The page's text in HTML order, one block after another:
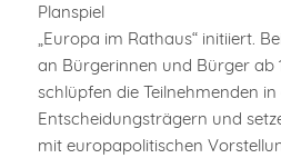
Planspiel
„Europa im Rathaus“ initiiert.
an Bürgerinnen und Bürger ab
schlüpfen die Teilnehmenden
Entscheidungsträgern und
mit europapolitischen